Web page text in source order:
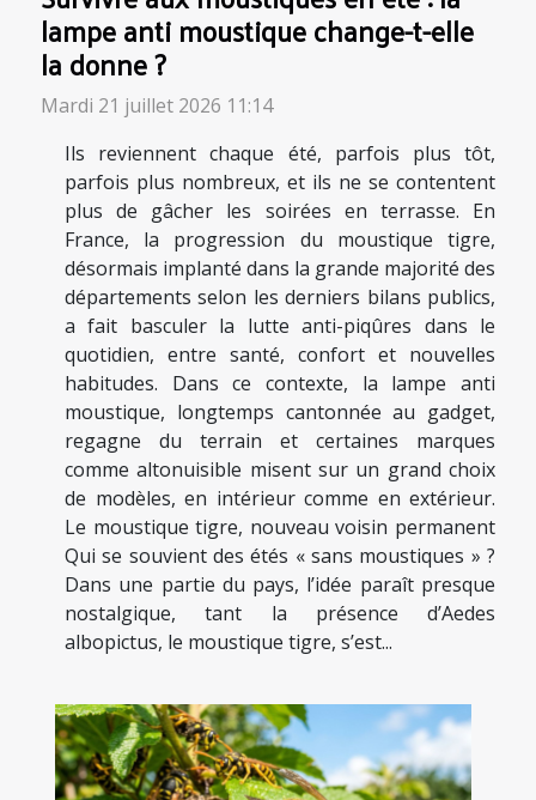
lampe anti moustique change-t-elle
la donne ?
Mardi 21 juillet 2026 11:14
Ils reviennent chaque été, parfois plus tôt,
parfois plus nombreux, et ils ne se contentent
plus de gâcher les soirées en terrasse. En
France, la progression du moustique tigre,
désormais implanté dans la grande majorité des
départements selon les derniers bilans publics,
a fait basculer la lutte anti-piqûres dans le
quotidien, entre santé, confort et nouvelles
habitudes. Dans ce contexte, la lampe anti
moustique, longtemps cantonnée au gadget,
regagne du terrain et certaines marques
comme altonuisible misent sur un grand choix
de modèles, en intérieur comme en extérieur.
Le moustique tigre, nouveau voisin permanent
Qui se souvient des étés « sans moustiques » ?
Dans une partie du pays, l’idée paraît presque
nostalgique, tant la présence d’Aedes
albopictus, le moustique tigre, s’est...